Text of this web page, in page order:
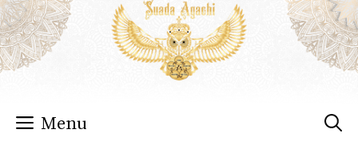
Sari
la
conținut
Menu